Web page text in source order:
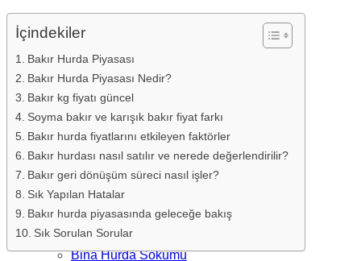
Hakkımızda
Hurda Hizmetleri
Hurda Demir
Hurda Bakır
Hurda Paslanmaz
Hurda Alüminyum
Bina Hurda Sökümü
İçindekiler
Bakır Hurda Piyasası
Bakır Hurda Piyasası Nedir?
Bakır kg fiyatı güncel
Soyma bakır ve karışık bakır fiyat farkı
Bakır hurda fiyatlarını etkileyen faktörler
Bakır hurdası nasıl satılır ve nerede değerlendirilir?
Bakır geri dönüşüm süreci nasıl işler?
Sık Yapılan Hatalar
Bakır hurda piyasasında geleceğe bakış
Sık Sorulan Sorular